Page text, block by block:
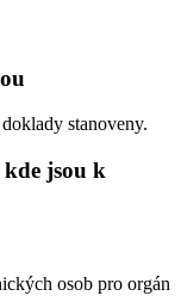
stanoveny.
jsou k
osob pro orgán